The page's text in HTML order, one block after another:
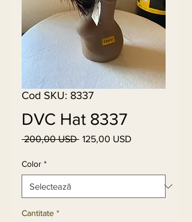
Cod SKU: 8337
DVC Hat 8337
200,00 USD Preț
125,00 USDPreț
Color *
Cantitate *